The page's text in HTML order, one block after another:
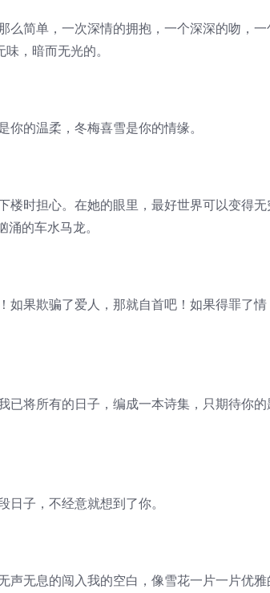
么简单，一次深情的拥抱，一个深深的吻，一
，暗而无光的。
的温柔，冬梅喜雪是你的情缘。
楼时担心。在她的眼里，最好世界可以变得无
的车水马龙。
如果欺骗了爱人，那就自首吧！如果得罪了情
已将所有的日子，编成一本诗集，只期待你的
子，不经意就想到了你。
声无息的闯入我的空白，像雪花一片一片优雅